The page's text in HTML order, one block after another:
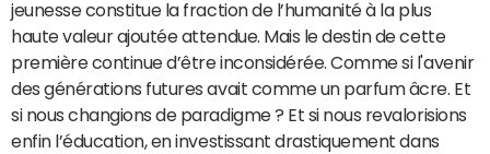
jeunesse constitue la fraction de l’humanité à la plus
haute valeur ajoutée attendue. Mais le destin de cette
première continue d’être inconsidérée. Comme si l'avenir
des générations futures avait comme un parfum âcre. Et
si nous changions de paradigme ? Et si nous revalorisions
enfin l’éducation, en investissant drastiquement dans